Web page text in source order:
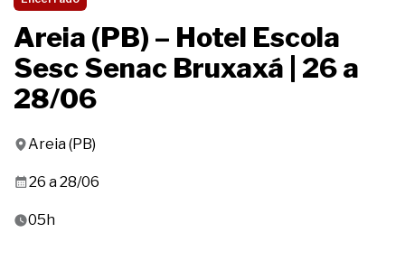
Areia (PB) – Hotel Escola
Sesc Senac Bruxaxá | 26 a
28/06
Areia (PB)
26 a 28/06
05h